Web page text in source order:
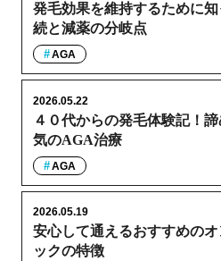
発毛効果を維持するために
続と減薬の分岐点
AGA
４０代からの発毛体験記！
気のAGA治療
2026.05.22
AGA
安心して通えるおすすめの
ックの特徴
2026.05.19